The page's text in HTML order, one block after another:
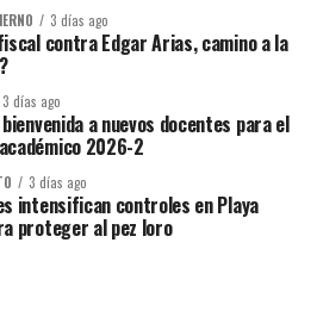
3 días ago
contra Edgar Arias, camino a la
3 días ago
bienvenida a nuevos docentes para el
2026-2
3 días ago
intensifican controles en Playa
proteger al pez loro